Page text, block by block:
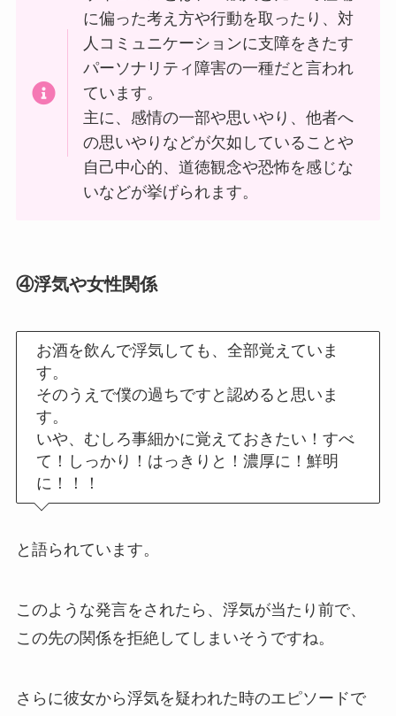
に偏った考え方や行動を取ったり、対
人コミュニケーションに支障をきたす
パーソナリティ障害の一種だと言われ
ています。
主に、感情の一部や思いやり、他者へ
の思いやりなどが欠如していることや
自己中心的、道徳観念や恐怖を感じな
いなどが挙げられます。
④浮気や女性関係
お酒を飲んで浮気しても、全部覚えていま
す。
そのうえで僕の過ちですと認めると思いま
す。
いや、むしろ事細かに覚えておきたい！すべ
て！しっかり！はっきりと！濃厚に！鮮明
に！！！
と語られています。
このような発言をされたら、浮気が当たり前で、
この先の関係を拒絶してしまいそうですね。
さらに彼女から浮気を疑われた時のエピソードで